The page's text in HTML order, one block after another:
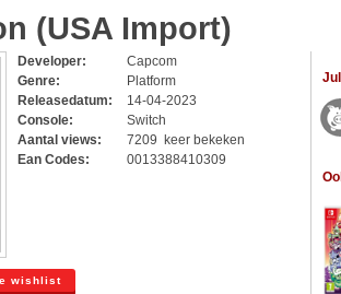
(USA Import)
Developer:
Capcom
Genre:
Platform
Releasedatum:
14-04-2023
Console:
Switch
Aantal views:
7209 keer bekeken
Ean Codes:
0013388410309
wishlist